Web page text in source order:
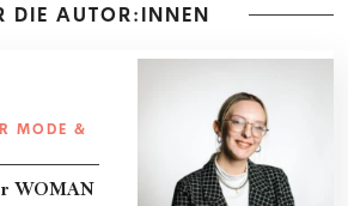
DIE AUTOR:INNEN
MODE &
WOMAN